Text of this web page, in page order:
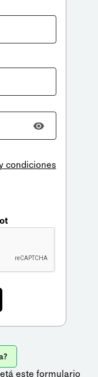
condiciones
este formulario